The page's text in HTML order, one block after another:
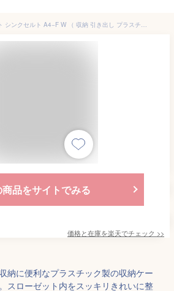
収納ケース 3個セット シンクセルト A4−F W （ 収納 引き出し プラスチック 日本製 収納ボックス 衣装ケース 衣類ケース クリア 小物 ストッカー 書類 キッチン オフィス 薬箱 ケース ボックス 衣類 小物収納 積み重ね ） 【39ショップ】
商品をサイトでみる
価格と在庫を楽天でチェック >>
納に便利なプラスチック製の収納ケー
スローゼット内をスッキリきれいに整